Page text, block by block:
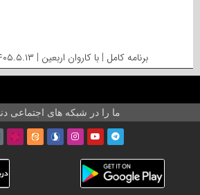
برنامه کامل | با کاروان اربعین | ۱۴۰۵.۵.۱۳ | اربعین ۱۴۰۵
ما را در شبکه های اجتماعی